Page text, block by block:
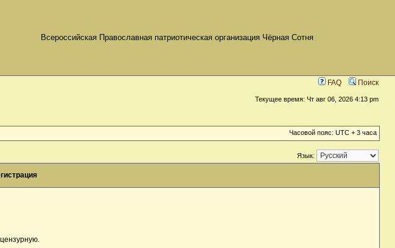
Всероссийская Православная патриотическая организация Чёрная Сотня
FAQ Поиск
Текущее время: Чт авг 06, 2026 4:13 pm
Часовой пояс: UTC + 3 часа
Язык: